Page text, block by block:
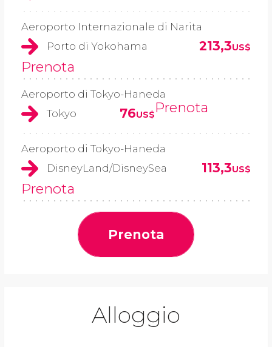
Aeroporto Internazionale di Narita
Porto di Yokohama
213,3US$
Prenota
Aeroporto di Tokyo-Haneda
Tokyo
76US$Prenota
Aeroporto di Tokyo-Haneda
DisneyLand/DisneySea
113,3US$
Prenota
Prenota
Alloggio